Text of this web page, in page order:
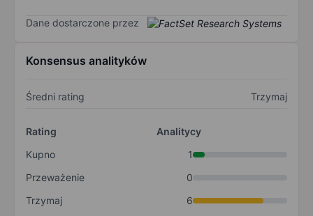
Dane dostarczone przez
Konsensus analityków
Średni rating Trzymaj
Rating
Analitycy
Kupno
1
Przeważenie
0
Trzymaj
6